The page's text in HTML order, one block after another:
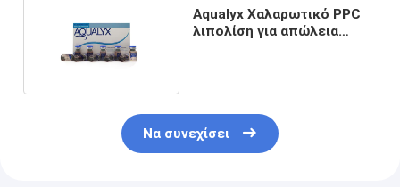
Aqualyx Χαλαρωτικό PPC
λιπολίση για απώλεια
Να συνεχίσει